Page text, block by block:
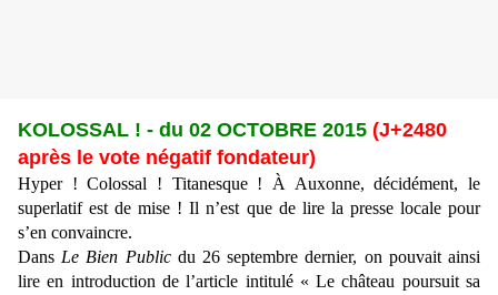
KOLOSSAL ! - du 02 OCTOBRE 2015 (J+2480
après le vote négatif fondateur)
Hyper ! Colossal ! Titanesque ! À Auxonne, décidément, le
superlatif est de mise ! Il n’est que de lire la presse locale pour
s’en convaincre.
Dans Le Bien Publicdu 26 septembre dernier, on pouvait ainsi
lire en introduction de l’article intitulé « Le château poursuit sa